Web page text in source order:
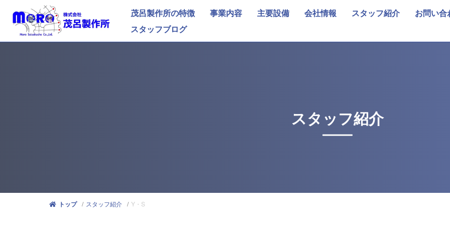
茂呂製作所の特徴 事業内容 主要設備 会社情報 スタッフ紹介
お問い合
スタッフブログ
スタッフ紹介
トップ スタッフ紹介 Y・S